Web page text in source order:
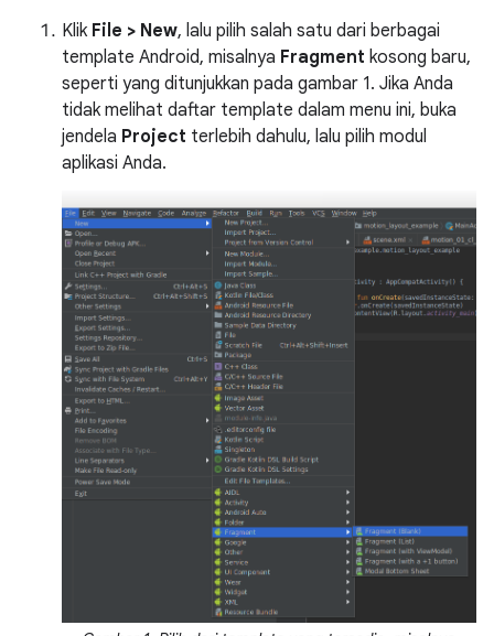
Klik File > New, lalu pilih salah satu dari berbagai
template Android, misalnya Fragment kosong baru,
seperti yang ditunjukkan pada gambar 1. Jika Anda
tidak melihat daftar template dalam menu ini, buka
jendela Project terlebih dahulu, lalu pilih modul
aplikasi Anda.